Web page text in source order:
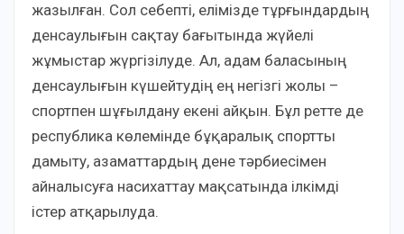
жазылған. Сол себепті, елімізде тұрғындардың
денсаулығын сақтау бағытында жүйелі
жұмыстар жүргізілуде. Ал, адам баласының
денсаулығын күшейтудің ең негізгі жолы –
спортпен шұғылдану екені айқын. Бұл ретте де
республика көлемінде бұқаралық спортты
дамыту, азаматтардың дене тәрбиесімен
айналысуға насихаттау мақсатында ілкімді
істер атқарылуда.